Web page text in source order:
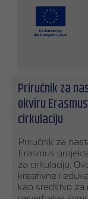
Priručnik za
okviru
cirkulaciju
Priručnik za
Erasmus
za cirkulaciju.
kreativne i
kao sredstvo za